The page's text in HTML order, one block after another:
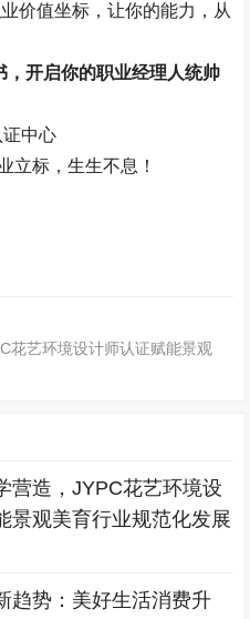
价值坐标，让你的能力，从
，开启你的职业经理人统帅
中心
立标，生生不息！
花艺环境设计师认证赋能景观
营造，JYPC花艺环境设
景观美育行业规范化发展
趋势：美好生活消费升